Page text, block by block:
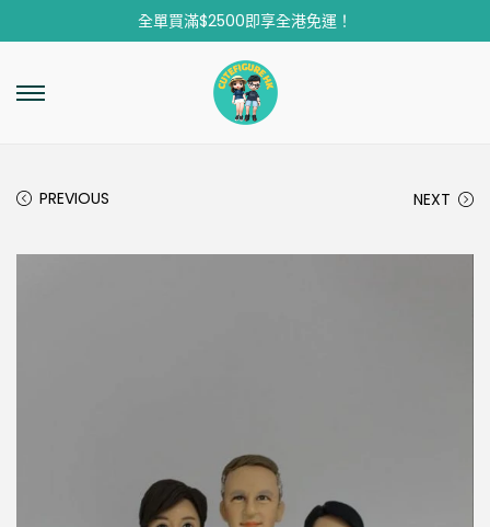
全單買滿$2500即享全港免運！
PREVIOUS NEXT